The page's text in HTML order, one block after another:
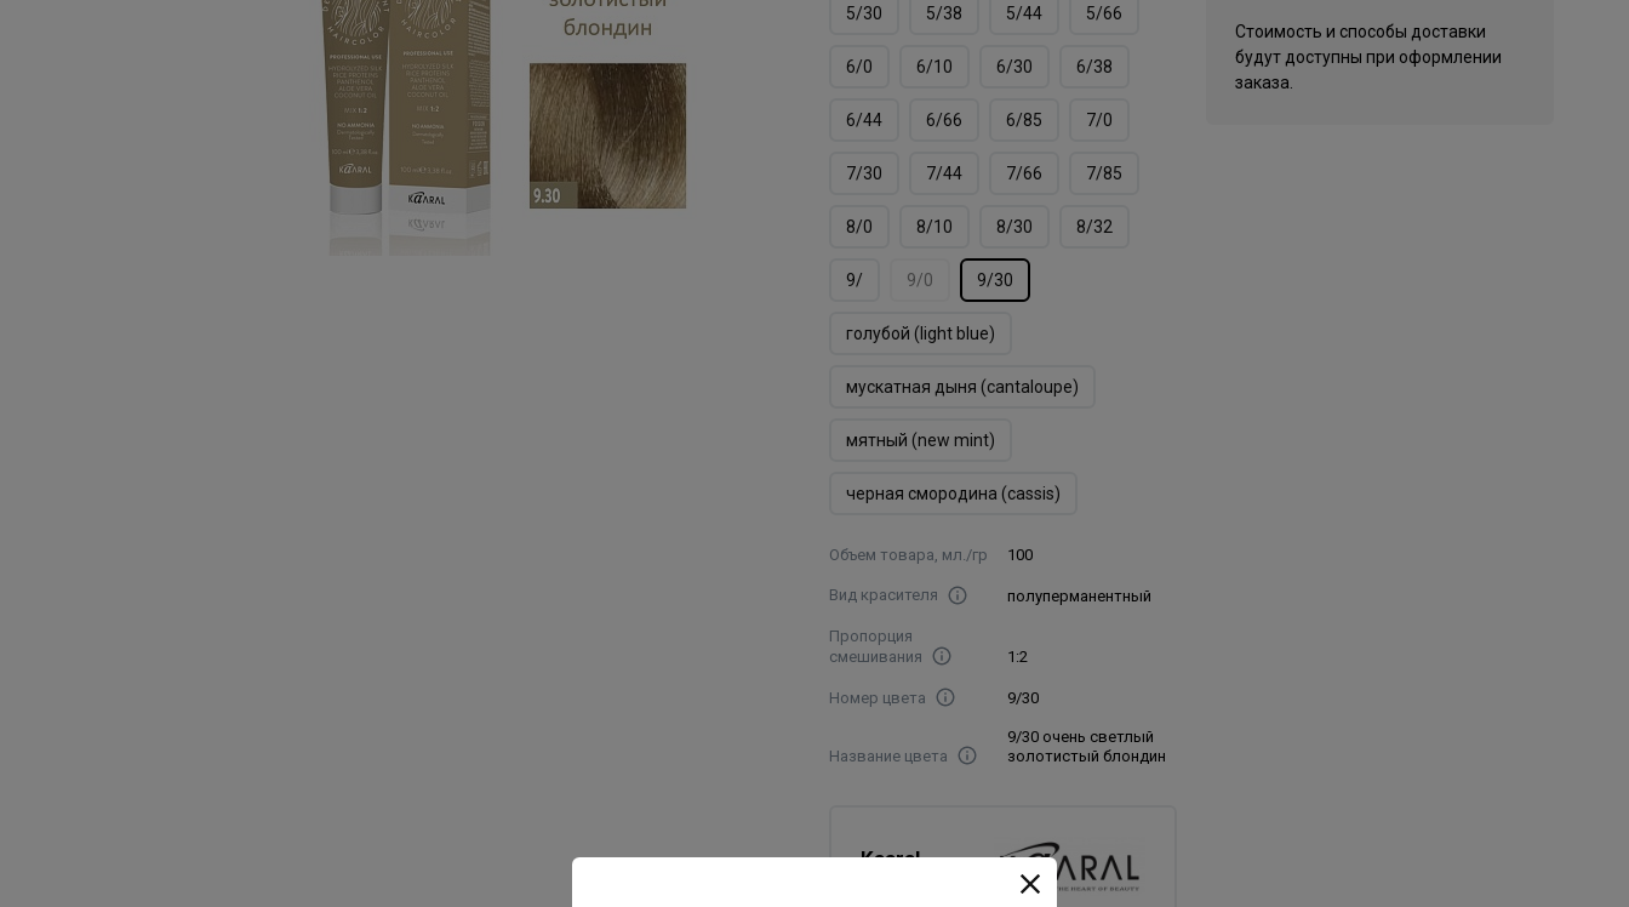
5/30 5/38 5/44 5/66
6/0 6/10 6/30 6/38
6/44 6/66 6/85 7/0
7/30 7/44 7/66 7/85
8/0 8/10 8/30 8/32
9/ 9/0 9/30
голубой (light blue)
мускатная дыня (cantaloupe)
мятный (new mint)
черная смородина (cassis)
Объем товара, мл./гр 100
Вид красителя полуперманентный
Пропорция
смешивания
1:2
Номер цвета 9/30
Название цвета
9/30 очень светлый
золотистый блондин
Kaaral
Стоимость и способы доставки
будут доступны при оформлении
заказа.